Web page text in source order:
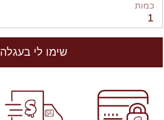
כמות
1
שימו לי בעגלה